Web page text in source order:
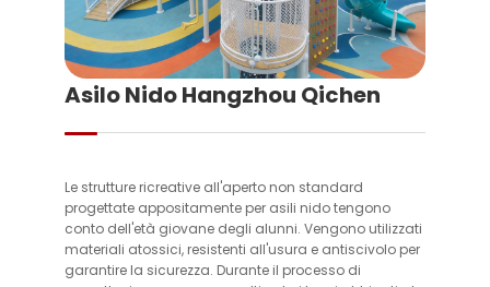
Asilo Nido Hangzhou Qichen
Le strutture ricreative all'aperto non standard
progettate appositamente per asili nido tengono
conto dell'età giovane degli alunni. Vengono utilizzati
materiali atossici, resistenti all'usura e antiscivolo per
garantire la sicurezza. Durante il processo di